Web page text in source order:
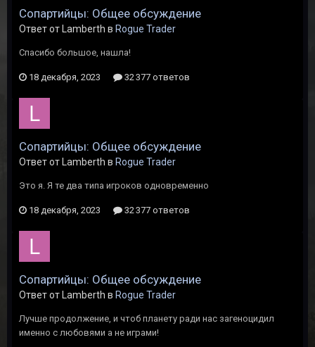
Сопартийцы: Общее обсуждение
Ответ от Lamberth в Rogue Trader
Спасибо большое, нашла!
18 декабря, 2023 32 377 ответов
Сопартийцы: Общее обсуждение
Ответ от Lamberth в Rogue Trader
Это я. Я те два типа игроков одновременно
18 декабря, 2023 32 377 ответов
Сопартийцы: Общее обсуждение
Ответ от Lamberth в Rogue Trader
Лучше продолжение, и чтоб планету ради нас загеноцидил
именно с любовями а не играми!